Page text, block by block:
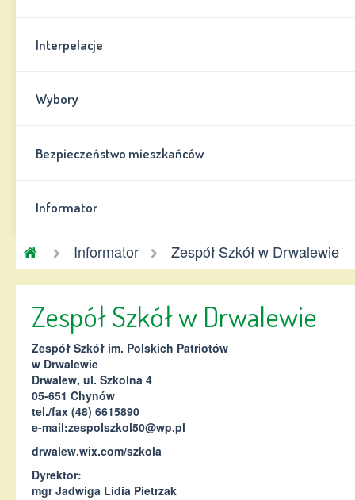
Interpelacje
Wybory
Bezpieczeństwo mieszkańców
Informator
Gmina
Chynów
Informator Zespół Szkół w Drwalewie
Zespół Szkół w Drwalewie
Zespół Szkół im. Polskich Patriotów
w Drwalewie
Drwalew, ul. Szkolna 4
05-651 Chynów
tel./fax (48) 6615890
e-mail:zespolszkol50@wp.pl
drwalew.wix.com/szkola
Dyrektor:
mgr Jadwiga Lidia Pietrzak